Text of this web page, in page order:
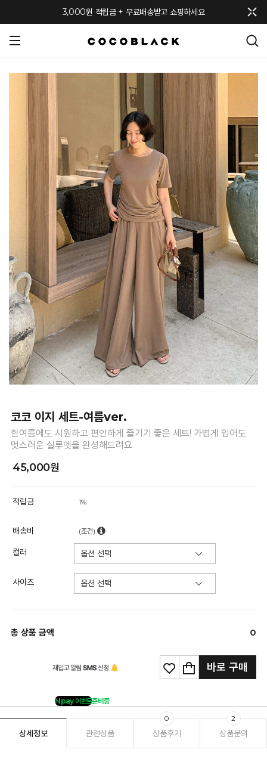
3,000원 적립금 + 무료배송받고 쇼핑하세요
코코 이지 세트-여름ver.
한여름에도 시원하고 편안하게 즐기기 좋은 세트! 가볍게 입어도
멋스러운 실루엣을 완성해드려요
45,000원
적립금 1%
배송비 (조건)
컬러
사이즈
총 상품 금액 0
바로 구매
Npay 이벤트준비중
상세정보 관련상품 상품후기
0
상품문의
2